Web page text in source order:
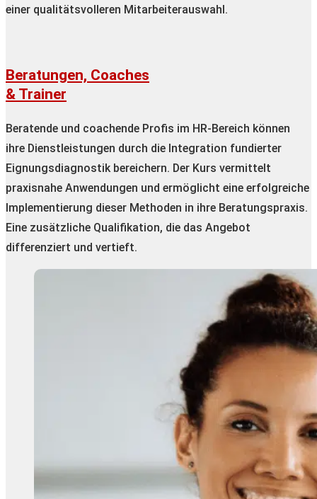
einer qualitätsvolleren Mitarbeiterauswahl.
Beratungen, Coaches
& Trainer
Beratende und coachende Profis im HR-Bereich können
ihre Dienstleistungen durch die Integration fundierter
Eignungsdiagnostik bereichern. Der Kurs vermittelt
praxisnahe Anwendungen und ermöglicht eine erfolgreiche
Implementierung dieser Methoden in ihre Beratungspraxis.
Eine zusätzliche Qualifikation, die das Angebot
differenziert und vertieft.